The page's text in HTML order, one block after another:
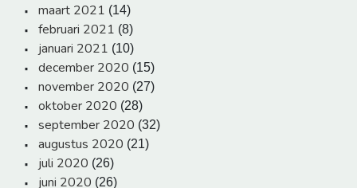
maart 2021 (14)
februari 2021 (8)
januari 2021 (10)
december 2020 (15)
november 2020 (27)
oktober 2020 (28)
september 2020 (32)
augustus 2020 (21)
juli 2020 (26)
juni 2020 (26)